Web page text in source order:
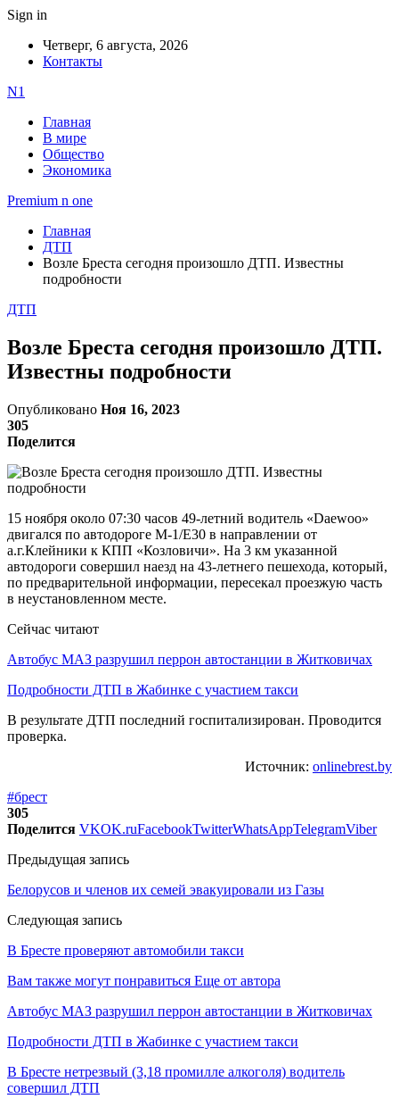
Sign in
Четверг, 6 августа, 2026
Контакты
N1
Главная
В мире
Общество
Экономика
Premium n one
Главная
ДТП
Возле Бреста сегодня произошло ДТП. Известны
подробности
ДТП
Возле Бреста сегодня произошло ДТП.
Известны подробности
Опубликовано Ноя 16, 2023
305
Поделится
15 ноября около 07:30 часов 49-летний водитель «Daewoo»
двигался по автодороге М-1/Е30 в направлении от
а.г.Клейники к КПП «Козловичи». На 3 км указанной
автодороги совершил наезд на 43-летнего пешехода, который,
по предварительной информации, пересекал проезжую часть
в неустановленном месте.
Сейчас читают
Автобус МАЗ разрушил перрон автостанции в Житковичах
Подробности ДТП в Жабинке с участием такси
В результате ДТП последний госпитализирован. Проводится
проверка.
Источник: onlinebrest.by
#брест
305
Поделится VKOK.ruFacebookTwitterWhatsAppTelegramViber
Предыдущая запись
Белорусов и членов их семей эвакуировали из Газы
Следующая запись
В Бресте проверяют автомобили такси
Вам также могут понравиться Еще от автора
Автобус МАЗ разрушил перрон автостанции в Житковичах
Подробности ДТП в Жабинке с участием такси
В Бресте нетрезвый (3,18 промилле алкоголя) водитель
совершил ДТП